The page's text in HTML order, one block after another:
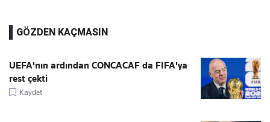
GÖZDEN KAÇMASIN
UEFA'nın ardından CONCACAF da FIFA'ya
rest çekti
Kaydet